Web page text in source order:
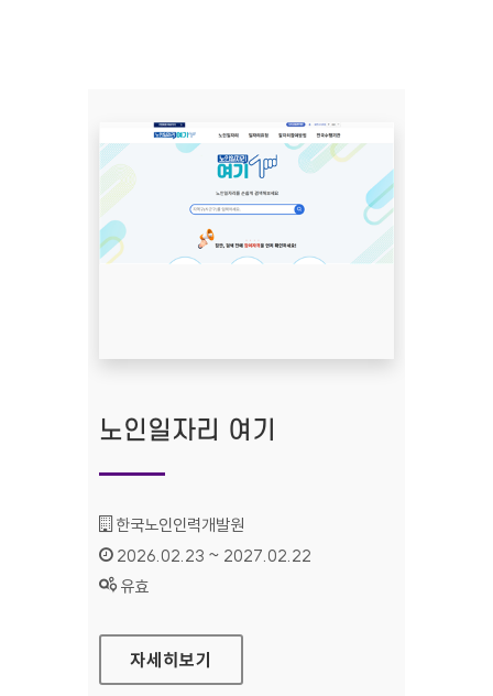
노인일자리 여기
기관명 :
한국노인인력개발원
인증기간 :
2026.02.23 ~ 2027.02.22
상태 :
유효
노인일자리 여기
자세히보기